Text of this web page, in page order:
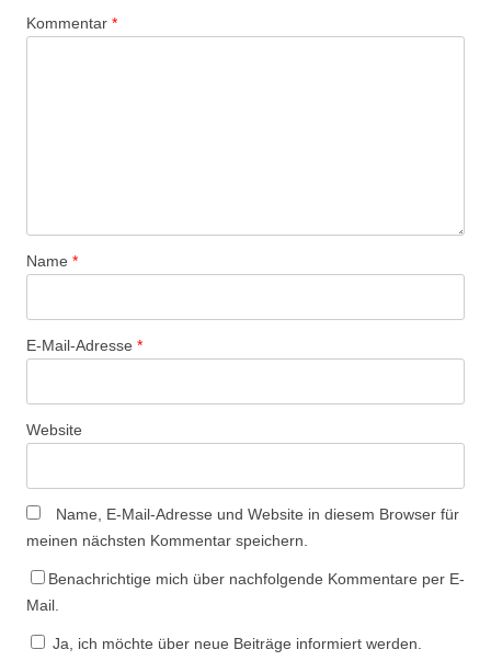
Kommentar *
Name *
E-Mail-Adresse *
Website
Name, E-Mail-Adresse und Website in diesem Browser für
meinen nächsten Kommentar speichern.
Benachrichtige mich über nachfolgende Kommentare per E-
Mail.
Ja, ich möchte über neue Beiträge informiert werden.